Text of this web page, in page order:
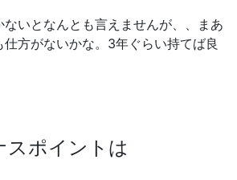
いとなんとも言えませんが、、まあ
方がないかな。3年ぐらい持てば良
スポイントは